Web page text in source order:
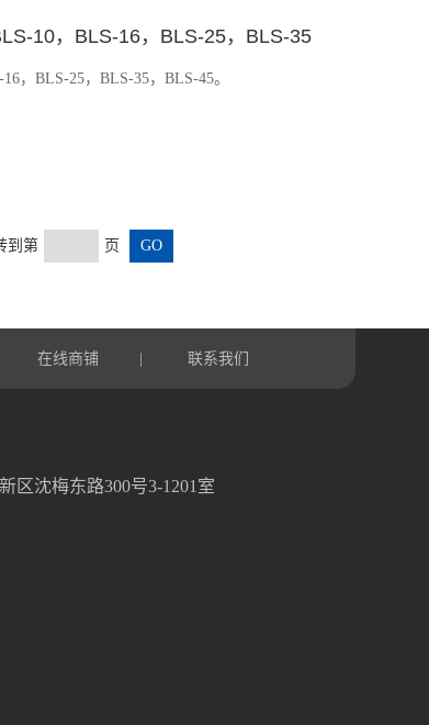
10，BLS-16，BLS-25，BLS-35
，BLS-25，BLS-35，BLS-45。
到第 页
在线商铺 联系我们
区沈梅东路300号3-1201室